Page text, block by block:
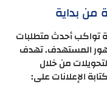
من بداية
تواكب أحدث متطلبات
المستهدف. تهدف
من خلال
الإعلانات على: